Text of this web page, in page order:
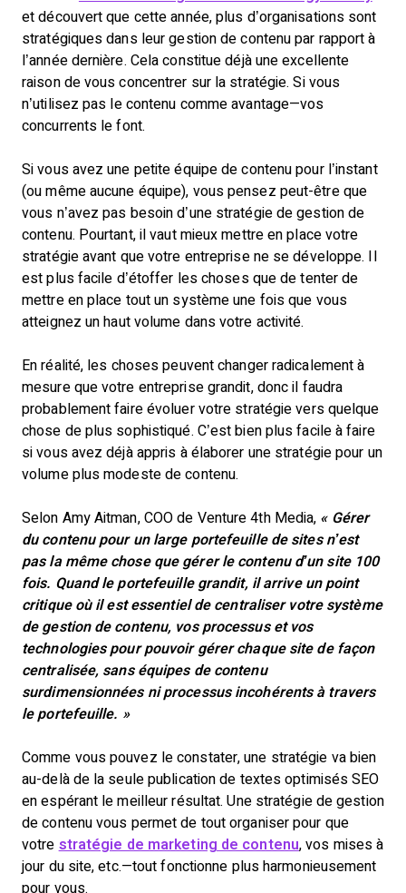
et découvert que cette année, plus d’organisations sont
stratégiques dans leur gestion de contenu par rapport à
l’année dernière. Cela constitue déjà une excellente
raison de vous concentrer sur la stratégie. Si vous
n’utilisez pas le contenu comme avantage—vos
concurrents le font.
Si vous avez une petite équipe de contenu pour l’instant
(ou même aucune équipe), vous pensez peut-être que
vous n’avez pas besoin d’une stratégie de gestion de
contenu. Pourtant, il vaut mieux mettre en place votre
stratégie avant que votre entreprise ne se développe. Il
est plus facile d’étoffer les choses que de tenter de
mettre en place tout un système une fois que vous
atteignez un haut volume dans votre activité.
En réalité, les choses peuvent changer radicalement à
mesure que votre entreprise grandit, donc il faudra
probablement faire évoluer votre stratégie vers quelque
chose de plus sophistiqué. C’est bien plus facile à faire
si vous avez déjà appris à élaborer une stratégie pour un
volume plus modeste de contenu.
Selon Amy Aitman, COO de Venture 4th Media, « Gérer
du contenu pour un large portefeuille de sites n’est
pas la même chose que gérer le contenu d’un site 100
fois. Quand le portefeuille grandit, il arrive un point
critique où il est essentiel de centraliser votre système
de gestion de contenu, vos processus et vos
technologies pour pouvoir gérer chaque site de façon
centralisée, sans équipes de contenu
surdimensionnées ni processus incohérents à travers
le portefeuille. »
Comme vous pouvez le constater, une stratégie va bien
au-delà de la seule publication de textes optimisés SEO
en espérant le meilleur résultat. Une stratégie de gestion
de contenu vous permet de tout organiser pour que
votre stratégie de marketing de contenu, vos mises à
jour du site, etc.—tout fonctionne plus harmonieusement
pour vous.